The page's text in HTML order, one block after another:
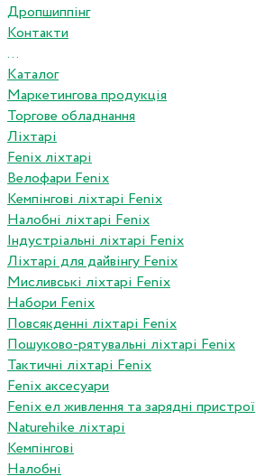
Дропшиппінг
Контакти
...
Каталог
Маркетингова продукція
Торгове обладнання
Ліхтарі
Fenix ліхтарі
Велофари Fenix
Кемпінгові ліхтарі Fenix
Налобні ліхтарі Fenix
Індустріальні ліхтарі Fenix
Ліхтарі для дайвінгу Fenix
Мисливські ліхтарі Fenix
Набори Fenix
Повсякденні ліхтарі Fenix
Пошуково-рятувальні ліхтарі Fenix
Тактичні ліхтарі Fenix
Fenix аксесуари
Fenix ел живлення та зарядні пристрої
Naturehike ліхтарі
Кемпінгові
Налобні